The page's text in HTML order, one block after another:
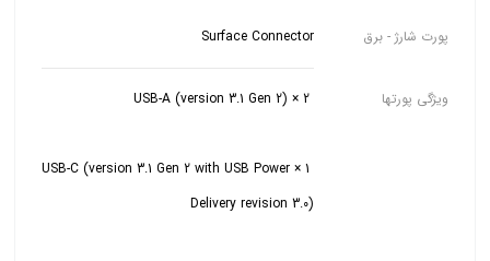
پورت شارژ - برق Surface Connector
ویژگی پورتها 2 × USB-A (version 3.1 Gen 2)
1 × USB-C (version 3.1 Gen 2 with USB Power
Delivery revision 3.0)